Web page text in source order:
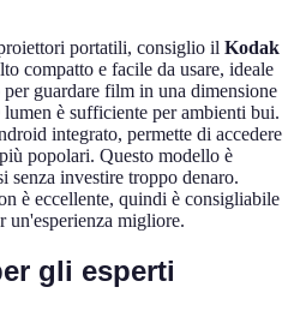
portatili, consiglio il Kodak
compatto e facile da usare, ideale
guardare film in una dimensione
è sufficiente per ambienti bui.
integrato, permette di accedere
popolari. Questo modello è
senza investire troppo denaro.
è eccellente, quindi è consigliabile
un'esperienza migliore.
gli esperti